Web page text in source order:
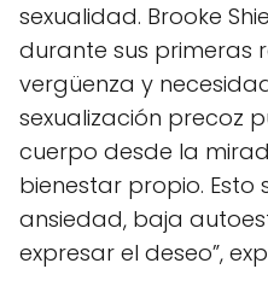
sexualidad. Brooke
durante sus primeras
vergüenza y
sexualización precoz
cuerpo desde la
bienestar propio. Esto
ansiedad, baja
expresar el deseo”,